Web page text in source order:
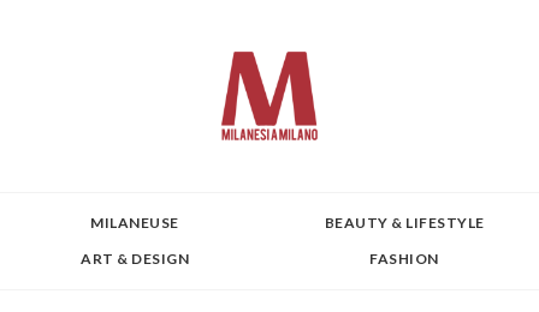
MILANEUSE
BEAUTY & LIFESTYLE
ART & DESIGN
FASHION